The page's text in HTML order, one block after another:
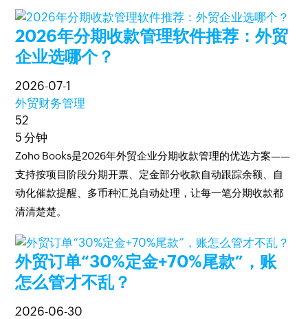
2026年分期收款管理软件推荐：外贸
企业选哪个？
2026-07-1
外贸财务管理
52
5 分钟
Zoho Books是2026年外贸企业分期收款管理的优选方案——
支持按项目阶段分期开票、定金部分收款自动跟踪余额、自
动化催款提醒、多币种汇兑自动处理，让每一笔分期收款都
清清楚楚。
外贸订单“30%定金+70%尾款”，账
怎么管才不乱？
2026-06-30